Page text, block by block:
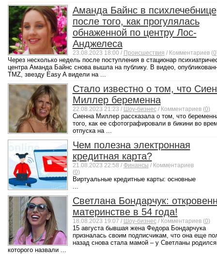
Аманда Байнс в психлечебнице
после того, как прогулялась
обнаженной по центру Лос-
Анджелеса
23.08.2023 18:00 / Происшествия / Комментариев (0
Через несколько недель после поступления в стационар
центра Аманда Байнс снова вышла на публику. В видео,
TMZ, звезду Easy A видели на ...
Стало известно о том, что
Миллер беременна
22.08.2023 21:23 / Шоу-бизнес/ Комментариев (0)
Сиенна Миллер рассказала о том, что
того, как ее сфотографировали в бикини во
отпуска на ...
Чем полезна электронная
кредитная карта?
21.08.2023 22:58 / Финансы / Комментариев
(0)
Виртуальные кредитные карты: основные
...
Светлана Бондарчук:
материнстве в 54 года!
18.08.2023 19:07 / Шоу-бизнес/ Комментариев (0)
15 августа бывшая жена Федора Бондарчука
призналась своим подписчикам, что она еще
назад снова стала мамой – у Светланы
которого назвали ...